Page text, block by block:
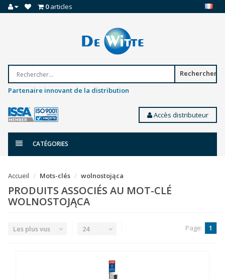
0articles
Rechercher
Partenaire innovant de la distribution
Accès distributeur
CATÉGORIES
Accueil Mots-clés wolnostojąca
PRODUITS ASSOCIÉS AU MOT-CLÉ
WOLNOSTOJĄCA
Les plus vus 24 Page: 1